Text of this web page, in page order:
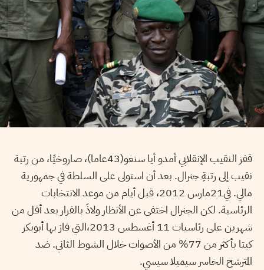
قفز النقيب الإنقلابي أمدو أيا سنغو(43عاما)، صاروخيًا، من رتبة
نقيب إلى رتبةِ جنرال. بعد أن استولى على السلطة في جمهورية
مالي. في21مارس 2012، قبل أيام من موعد الانتخابات
الرئاسية. لكن الجنرال اختفى عن الأنظار ولاذَ بالفرار بعد أقل من
شهرين على رئاسيات 11 أغسطس 2013،التي فاز بها أبوبكر
كيتا بأكثر من 77% من الأصوات خلال الشوط الثاني. ضد
المترشح الخاسر سيميلا سيسي.